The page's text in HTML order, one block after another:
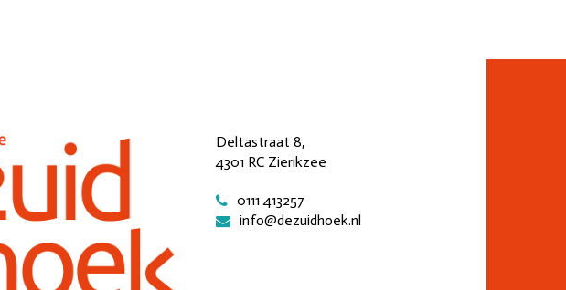
Deltastraat 8,
4301 RC Zierikzee
0111 413257
info@dezuidhoek.nl